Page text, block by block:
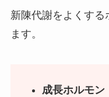
新陳代謝をよくす
ます。
成長ホルモン